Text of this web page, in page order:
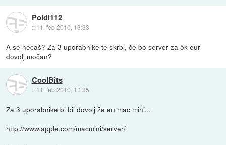
Poldi112
:: 11. feb 2010, 13:33
A se hecaš? Za 3 uporabnike te skrbi, če bo server za 5k eur
dovolj močan?
CoolBits
:: 11. feb 2010, 13:35
Za 3 uporabnike bi bil dovolj že en mac mini...
http://www.apple.com/macmini/server/